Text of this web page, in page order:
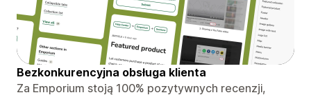
Bezkonkurencyjna obsługa klienta
Za Emporium stoją 100% pozytywnych recenzji,